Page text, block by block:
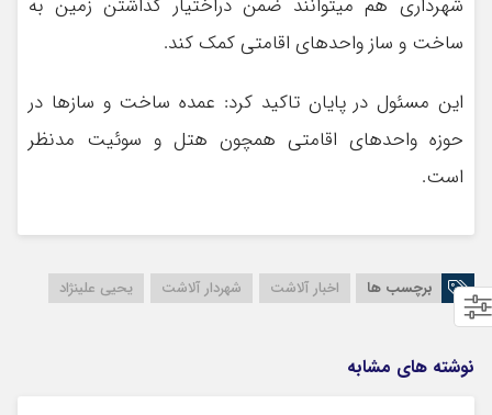
شهرداری هم میتوانند ضمن دراختیار گذاشتن زمین به
ساخت و ساز واحدهای اقامتی کمک کند.
این مسئول در پایان تاکید کرد: عمده ساخت و سازها در
حوزه واحدهای اقامتی همچون هتل و سوئیت مدنظر
است.
برچسب ها اخبار آلاشت شهردار آلاشت یحیی علینژاد
نوشته های مشابه